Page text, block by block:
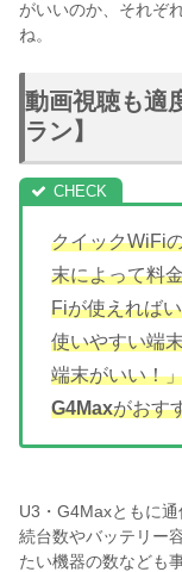
がいいのか、それぞ
ね。
動画視聴も適
ラン】
クイックWiFi
末によって料
Fiが使えれば
使いやすい端
端末がいい！
G4Maxがおす
U3・G4Maxともに
続台数やバッテリー
たい機器の数なども